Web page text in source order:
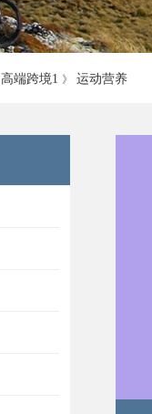
高端跨境1 》 运动营养